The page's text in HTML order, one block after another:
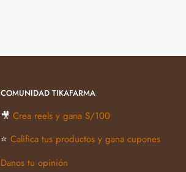
COMUNIDAD TIKAFARMA
🎥 Crea reels y gana S/100
⭐ Califica tus productos y gana cupones
Danos tu opinión